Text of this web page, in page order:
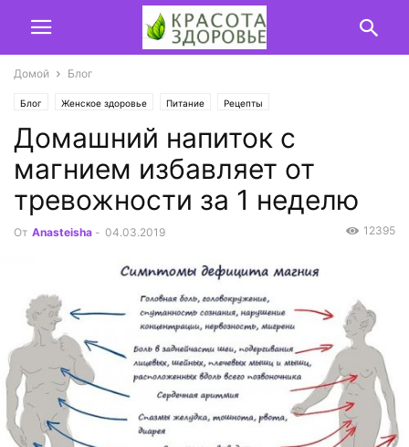
Домой Блог
Блог Женское здоровье Питание Рецепты
Домашний напиток с
магнием избавляет от
тревожности за 1 неделю
От Anasteisha - 04.03.2019 12395